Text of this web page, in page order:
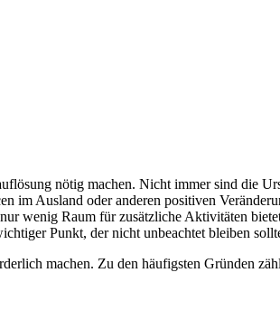
nötig machen. Nicht immer sind die
im Ausland oder anderen positiven
wenig Raum für zusätzliche Aktivitäten
Punkt, der nicht unbeachtet bleiben
machen. Zu den häufigsten Gründen